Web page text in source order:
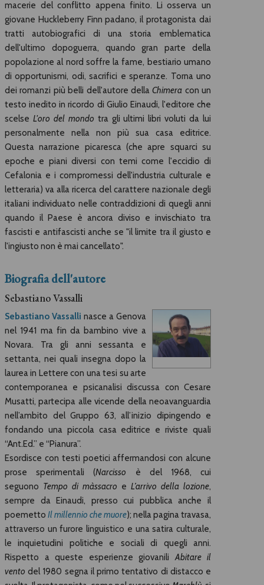
macerie del conflitto appena finito. Li osserva un
giovane Huckleberry Finn padano, il protagonista dai
tratti autobiografici di una storia emblematica
dell'ultimo dopoguerra, quando gran parte della
popolazione al nord soffre la fame, bestiario umano
di opportunismi, odi, sacrifici e speranze. Torna uno
dei romanzi più belli dell'autore dellaChimera con un
testo inedito in ricordo di Giulio Einaudi, l'editore che
scelse L'oro del mondo tra gli ultimi libri voluti da lui
personalmente nella non più sua casa editrice.
Questa narrazione picaresca (che apre squarci su
epoche e piani diversi con temi come l'eccidio di
Cefalonia e i compromessi dell'industria culturale e
letteraria) va alla ricerca del carattere nazionale degli
italiani individuato nelle contraddizioni di quegli anni
quando il Paese è ancora diviso e invischiato tra
fascisti e antifascisti anche se "il limite tra il giusto e
l'ingiusto non è mai cancellato".
Biografia dell'autore
Sebastiano Vassalli
Sebastiano Vassalli nasce a Genova
nel 1941 ma fin da bambino vive a
Novara. Tra gli anni sessanta e
settanta, nei quali insegna dopo la
laurea in Lettere con una tesi su arte
contemporanea e psicanalisi discussa con Cesare
Musatti, partecipa alle vicende della neoavanguardia
nell’ambito del Gruppo 63, all’inizio dipingendo e
fondando una piccola casa editrice e riviste quali
“Ant.Ed.” e “Pianura”.
Esordisce con testi poetici affermandosi con alcune
prose sperimentali (Narcisso è del 1968, cui
seguono Tempo di màssacro e L’arrivo della lozione,
sempre da Einaudi, presso cui pubblica anche il
poemetto Il millennio che muore); nella pagina travasa,
attraverso un furore linguistico e una satira culturale,
le inquietudini politiche e sociali di quegli anni.
Rispetto a queste esperienze giovaniliAbitare il
ventodel 1980 segna il primo tentativo di distacco e